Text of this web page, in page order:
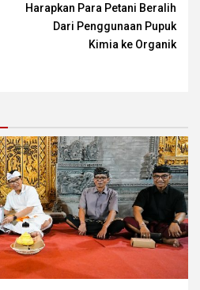
Harapkan Para Petani Beralih
Dari Penggunaan Pupuk
Kimia ke Organik